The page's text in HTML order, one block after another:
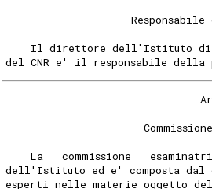
Responsabile
Il direttore dell'Istituto
del CNR e' il responsabile della
La   commissione
dell'Istituto ed e' composta dal
esperti nelle materie oggetto